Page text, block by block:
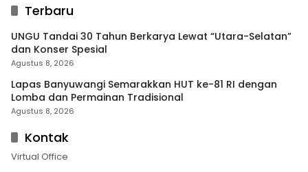
Terbaru
UNGU Tandai 30 Tahun Berkarya Lewat “Utara-Selatan”
dan Konser Spesial
Agustus 8, 2026
Lapas Banyuwangi Semarakkan HUT ke-81 RI dengan
Lomba dan Permainan Tradisional
Agustus 8, 2026
Kontak
Virtual Office